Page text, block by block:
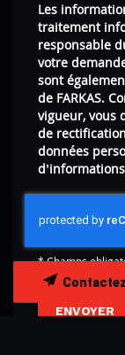
Les
traitement
responsable
votre
sont
de FARKAS.
vigueur, vous
de
données
*Champs